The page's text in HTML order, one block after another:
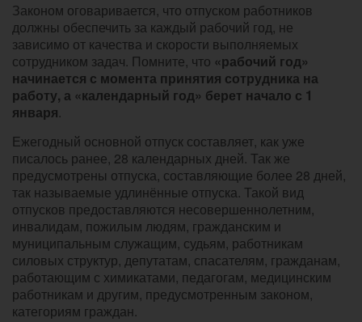
Законом оговаривается, что отпуском работников
должны обеспечить за каждый рабочий год, не
зависимо от качества и скорости выполняемых
сотрудником задач. Помните, что «рабочий год»
начинается с момента принятия сотрудника на
работу, а «календарный год» берет начало с 1
января.
Ежегодный основной отпуск составляет, как уже
писалось ранее, 28 календарных дней. Так же
предусмотрены отпуска, составляющие более 28 дней,
так называемые удлинённые отпуска. Такой вид
отпусков предоставляются несовершеннолетним,
инвалидам, пожилым людям, гражданским и
муниципальным служащим, судьям, работникам
силовых структур, депутатам, спасателям, гражданам,
работающим с химикатами, педагогам, медицинским
работникам и другим, предусмотренным законом,
категориям граждан.